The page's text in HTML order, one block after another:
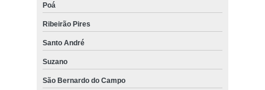
Poá
Ribeirão Pires
Santo André
Suzano
São Bernardo do Campo